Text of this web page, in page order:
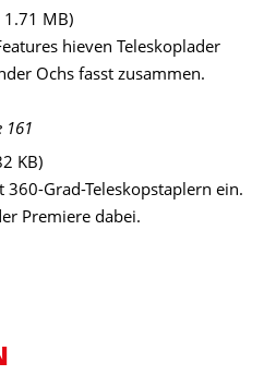
1.71 MB)
hieven Teleskoplader
Ochs fasst zusammen.
161
KB)
360-Grad-Teleskopstaplern ein.
Premiere dabei.